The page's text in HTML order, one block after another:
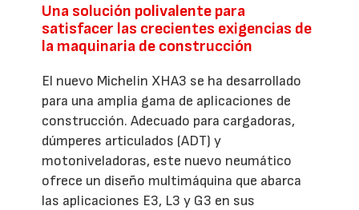
Una solución polivalente para
satisfacer las crecientes exigencias de
la maquinaria de construcción
El nuevo Michelin XHA3 se ha desarrollado
para una amplia gama de aplicaciones de
construcción. Adecuado para cargadoras,
dúmperes articulados (ADT) y
motoniveladoras, este nuevo neumático
ofrece un diseño multimáquina que abarca
las aplicaciones E3, L3 y G3 en sus